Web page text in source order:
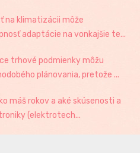
na klimatizácii môže
adaptácie na vonkajšie te...
trhové podmienky môžu
plánovania, pretože ...
máš rokov a aké skúsenosti a
(elektrotech...